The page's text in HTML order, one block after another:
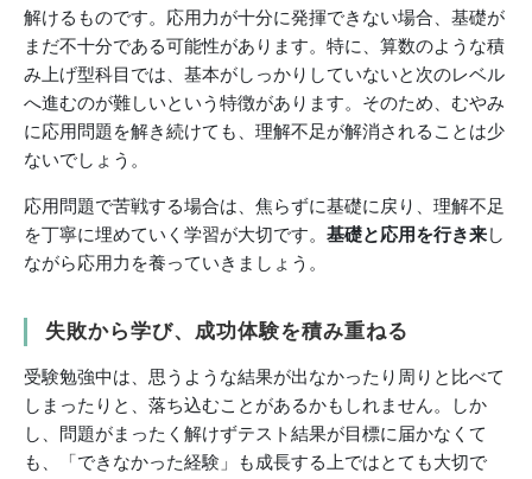
解けるものです。応用力が十分に発揮できない場合、基礎が
まだ不十分である可能性があります。特に、算数のような積
み上げ型科目では、基本がしっかりしていないと次のレベル
へ進むのが難しいという特徴があります。そのため、むやみ
に応用問題を解き続けても、理解不足が解消されることは少
ないでしょう。
応用問題で苦戦する場合は、焦らずに基礎に戻り、理解不足
を丁寧に埋めていく学習が大切です。 基礎と応用を行き来し
ながら応用力を養っていきましょう。
失敗から学び、成功体験を積み重ねる
受験勉強中は、思うような結果が出なかったり周りと比べて
しまったりと、落ち込むことがあるかもしれません。しか
し、問題がまったく解けずテスト結果が目標に届かなくて
も、「できなかった経験」も成長する上ではとても大切で